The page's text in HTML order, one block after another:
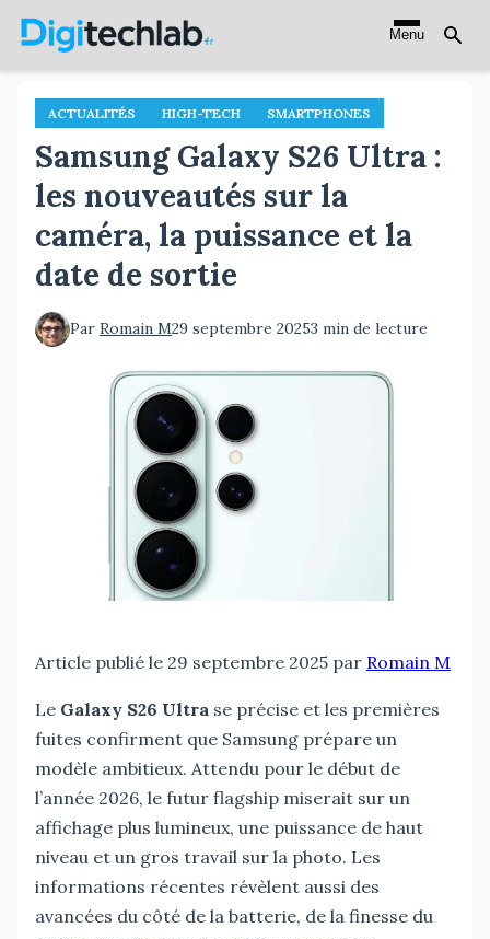
Aller
principal
Menu
ACTUALITÉS HIGH-TECH SMARTPHONES
Samsung Galaxy S26 Ultra :
les nouveautés sur la
caméra, la puissance et la
date de sortie
Par Romain M29 septembre 20253 min de lecture
Article publié le 29 septembre 2025 par Romain M
Le Galaxy S26 Ultra se précise et les premières
fuites confirment que Samsung prépare un
modèle ambitieux. Attendu pour le début de
l’année 2026, le futur flagship miserait sur un
affichage plus lumineux, une puissance de haut
niveau et un gros travail sur la photo. Les
informations récentes révèlent aussi des
avancées du côté de la batterie, de la finesse du